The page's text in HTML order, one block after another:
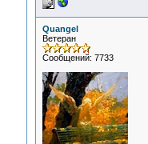
Quangel
Ветеран
Сообщений: 7733